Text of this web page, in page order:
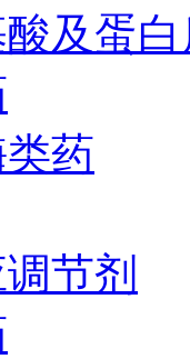
及蛋
药
节剂